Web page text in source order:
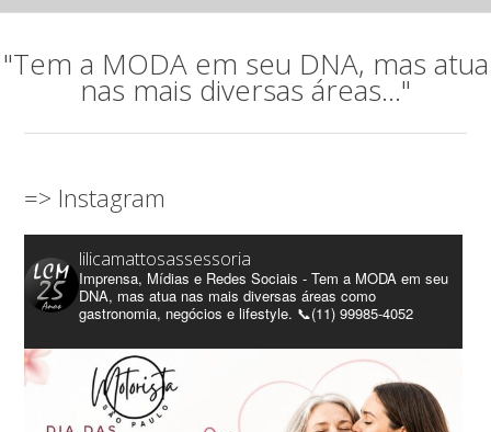
"Tem a MODA em seu DNA, mas atua
nas mais diversas áreas..."
=> Instagram
lilicamattosassessoria
Imprensa, Mídias e Redes Sociais - Tem a MODA em seu
DNA, mas atua nas mais diversas áreas como
gastronomia, negócios e lifestyle. 📞(11) 99985-4052